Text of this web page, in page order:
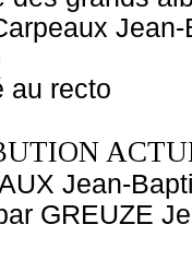
au recto
Jean-
GREUZE